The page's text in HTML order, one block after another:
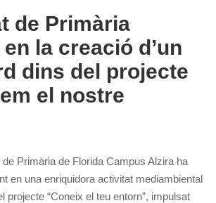
de Primària
la creació d’un
dins del projecte
el nostre
de Primària de Florida Campus Alzira ha
en una enriquidora activitat mediambiental
projecte “Coneix el teu entorn”, impulsat